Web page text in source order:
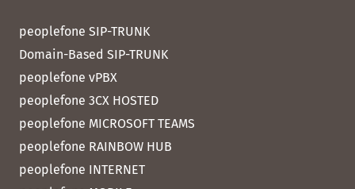
peoplefone SIP-TRUNK
Domain-Based SIP-TRUNK
peoplefone vPBX
peoplefone 3CX HOSTED
peoplefone MICROSOFT TEAMS
peoplefone RAINBOW HUB
peoplefone INTERNET